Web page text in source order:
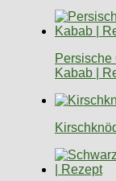
Kabab |